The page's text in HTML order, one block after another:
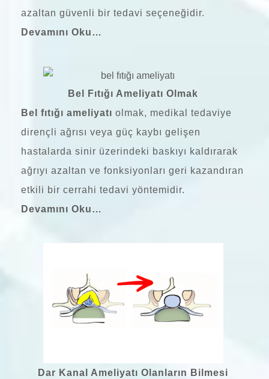
azaltan güvenli bir tedavi seçeneğidir.
Devamını Oku…
Bel Fıtığı Ameliyatı Olmak
Bel fıtığı ameliyatı olmak, medikal tedaviye
dirençli ağrısı veya güç kaybı gelişen
hastalarda sinir üzerindeki baskıyı kaldırarak
ağrıyı azaltan ve fonksiyonları geri kazandıran
etkili bir cerrahi tedavi yöntemidir.
Devamını Oku…
Dar Kanal Ameliyatı Olanların Bilmesi